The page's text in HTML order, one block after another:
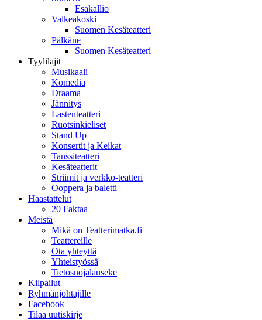
Esakallio
Valkeakoski
Suomen Kesäteatteri
Pälkäne
Suomen Kesäteatteri
Tyylilajit
Musikaali
Komedia
Draama
Jännitys
Lastenteatteri
Ruotsinkieliset
Stand Up
Konsertit ja Keikat
Tanssiteatteri
Kesäteatterit
Striimit ja verkko-teatteri
Ooppera ja baletti
Haastattelut
20 Faktaa
Meistä
Mikä on Teatterimatka.fi
Teattereille
Ota yhteyttä
Yhteistyössä
Tietosuojalauseke
Kilpailut
Ryhmänjohtajille
Facebook
Tilaa uutiskirje